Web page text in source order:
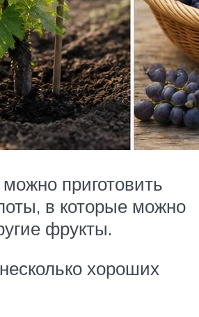
приготовить
в которые можно
фрукты.
хороших